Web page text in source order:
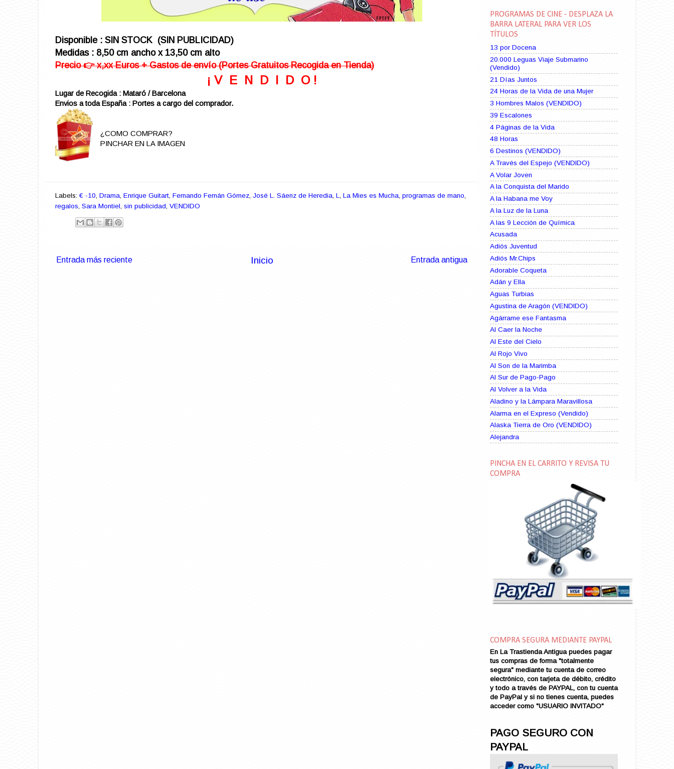
Disponible : SIN STOCK (SIN PUBLICIDAD)
Medidas : 8,50 cm ancho x 13,50 cm alto
Precio 👉 x,xx Euros + Gastos de envío (Portes Gratuitos Recogida en Tienda)
¡ V E N D I D O !
Lugar de Recogida : Mataró / Barcelona
Envios a toda España : Portes a cargo del comprador.
¿COMO COMPRAR?
PINCHAR EN LA IMAGEN
Labels: € -10 Drama Enrique Guitart Fernando Fernán Gómez José L. Sáenz de Heredia L La Mies es Mucha programas de mano
regalos Sara Montiel sin publicidad VENDIDO
Entrada más reciente Entrada antigua
Inicio
PROGRAMAS DE CINE - DESPLAZA LA
BARRA LATERAL PARA VER LOS
TÍTULOS
13 por Docena
20.000 Leguas Viaje Submarino
(Vendido)
21 Días Juntos
24 Horas de la Vida de una Mujer
3 Hombres Malos (VENDIDO)
39 Escalones
4 Páginas de la Vida
48 Horas
6 Destinos (VENDIDO)
A Través del Espejo (VENDIDO)
A Volar Joven
A la Conquista del Marido
A la Habana me Voy
A la Luz de la Luna
A las 9 Lección de Química
Acusada
Adiós Juventud
Adiós Mr.Chips
Adorable Coqueta
Adán y Ella
Aguas Turbias
Agustina de Aragón (VENDIDO)
Agárrame ese Fantasma
Al Caer la Noche
Al Este del Cielo
Al Rojo Vivo
Al Son de la Marimba
Al Sur de Pago-Pago
Al Volver a la Vida
Aladino y la Lámpara Maravillosa
Alarma en el Expreso (Vendido)
Alaska Tierra de Oro (VENDIDO)
Alejandra
Alma Zíngara
Alma en Suplicio (VENDIDO)
Amame esta Noche (VENDIDO)
Amanda La Paciente Peligrosa
Amarga Victoria
Amor a Medianoche
Amor en Conserva (VENDIDO)
Amor que Mata
Amor sin Refugio
Ana Karenina
Ana de Brooklyn
Ana y El Rey de Siam
Anatomía de un Asesinato
Andrés Harvey Millonario (VENDIDO)
Andrés Harvey Tenorio
Ansia de Amor (VENDIDO)
Aníbal
PINCHA EN EL CARRITO Y REVISA TU
COMPRA
COMPRA SEGURA MEDIANTE PAYPAL
En La Trastienda Antigua puedes pagar
tus compras de forma "totalmente
segura" mediante tu cuenta de correo
electrónico, con tarjeta de débito, crédito
y todo a través de PAYPAL, con tu cuenta
de PayPal y si no tienes cuenta, puedes
acceder como "USUARIO INVITADO"
PAGO SEGURO CON
PAYPAL